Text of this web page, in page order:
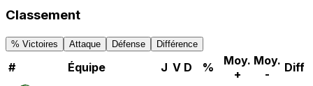
Classement
% Victoires Attaque Défense Différence
# Équipe J V D %
Moy.
+
Moy.
-
Diff